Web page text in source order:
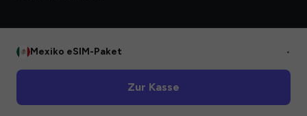
Mexiko eSIM-Paket •
Zur Kasse